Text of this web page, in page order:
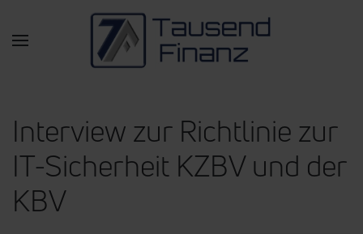
Zum Hauptinhalt springen
Interview zur Richtlinie zur
IT-Sicherheit KZBV und der
KBV